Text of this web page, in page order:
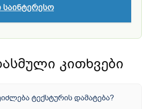
საინტერესო
კითხვები
ტექსტურის დამატება?